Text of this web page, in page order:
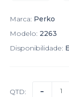
Marca: Perko
Modelo: 2263
Disponibilidade:
QTD: